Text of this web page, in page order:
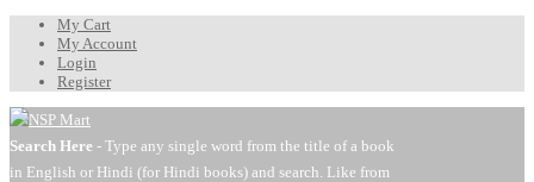
My Cart
My Account
Login
Register
Search Here - Type any single word from the title of a book
in English or Hindi (for Hindi books) and search. Like from